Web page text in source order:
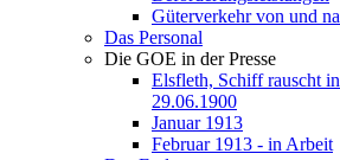
Güterverkehr von und
Das Personal
Die GOE in der Presse
Elsfleth, Schiff rauscht
29.06.1900
Januar 1913
Februar 1913 - in Arbeit